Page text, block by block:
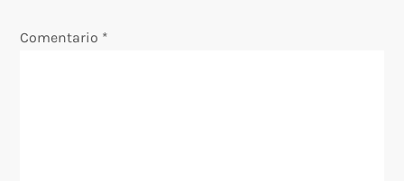
Comentario *